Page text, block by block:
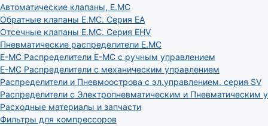
Автоматические клапаны, Е.МС
Обратные клапаны E.MC. Серия EA
Отсечные клапаны E.MC. Серия EHV
Пневматические распределители E.MC
E-MC Распределители E-MC с ручным управлением
E-MC Распределители с механическим управлением
Распределители и Пневмоострова с эл.управлением. серия SV
Распределители с Электропневматическим и Пневматическим
Расходные материалы и запчасти
Фильтры для компрессоров